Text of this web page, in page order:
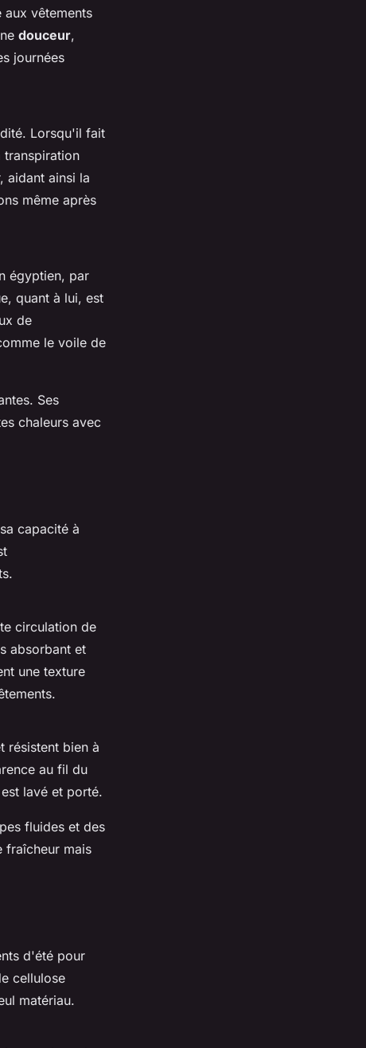
vêtements
douceur,
journées
Lorsqu'il fait
transpiration
aidant ainsi la
même après
égyptien, par
quant à lui, est
de
le voile de
Ses
chaleurs avec
capacité à
circulation de
absorbant et
une texture
résistent bien à
au fil du
lavé et porté.
fluides et des
fraîcheur mais
d'été pour
cellulose
matériau.